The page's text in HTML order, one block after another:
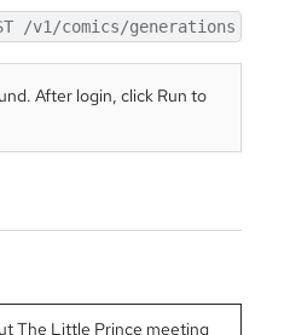
/v1/comics/generations
After login, click Run to